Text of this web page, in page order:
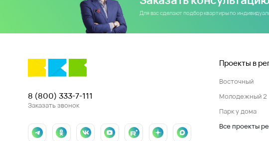
Для вас сделают подбор квартиры по
8 (800) 333-7-111
Заказать звонок
Проекты в
Восточный
Молодежный 2
Парк у дома
Все проекты